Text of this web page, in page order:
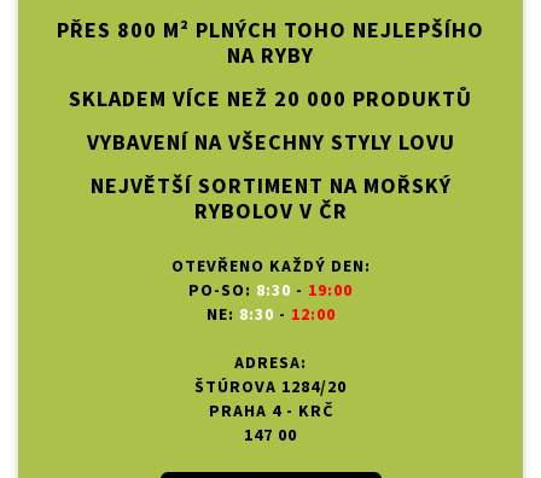
PŘES 800 M² PLNÝCH TOHO NEJLEPŠÍHO
NA RYBY
SKLADEM VÍCE NEŽ 20 000 PRODUKTŮ
VYBAVENÍ NA VŠECHNY STYLY LOVU
NEJVĚTŠÍ SORTIMENT NA MOŘSKÝ
RYBOLOV V ČR
OTEVŘENO KAŽDÝ DEN:
PO-SO: 8:30 - 19:00
NE: 8:30 - 12:00
ADRESA:
ŠTÚROVA 1284/20
PRAHA 4 - KRČ
147 00